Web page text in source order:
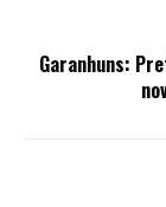
Garanhuns: